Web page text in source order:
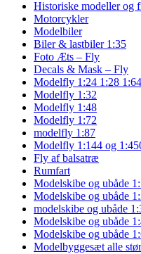
Historiske modeller og
Motorcykler
Modelbiler
Biler & lastbiler 1:35
Foto Æts – Fly
Decals & Mask – Fly
Modelfly 1:24 1:28 1:64
Modelfly 1:32
Modelfly 1:48
Modelfly 1:72
modelfly 1:87
Modelfly 1:144 og
Fly af balsatræ
Rumfart
Modelskibe og ubåde
Modelskibe og ubåde
modelskibe og ubåde
Modelskibe og ubåde
Modelskibe og ubåde
Modelbyggesæt alle